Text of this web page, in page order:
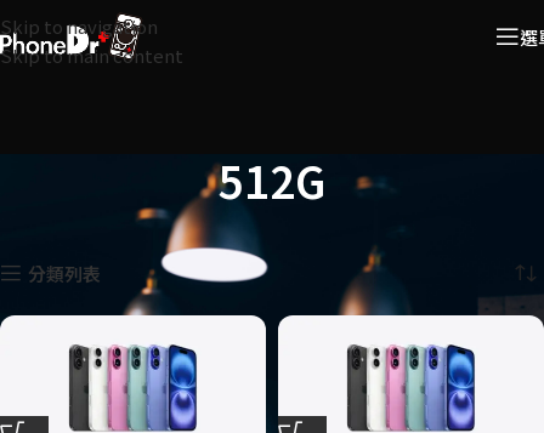
Skip to navigation
Skip to main content
選
512G
512G
分類列表